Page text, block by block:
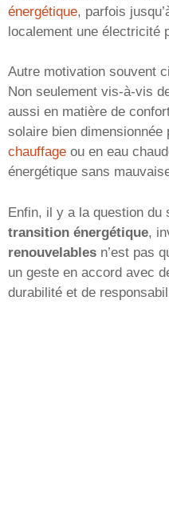
énergétique, parfois
localement une électricité
Autre motivation souvent
Non seulement vis-à-vis
aussi en matière de
solaire bien dimensionnée
chauffage ou en eau
énergétique sans
Enfin, il y a la question du
transition énergétique,
renouvelables n’est pas
un geste en accord avec
durabilité et de